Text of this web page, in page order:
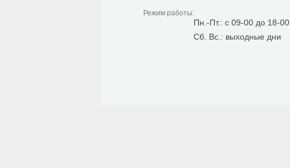
Режим работы:
Пн.-Пт.: с 09-00 до 18-00
Сб. Вс.: выходные дни